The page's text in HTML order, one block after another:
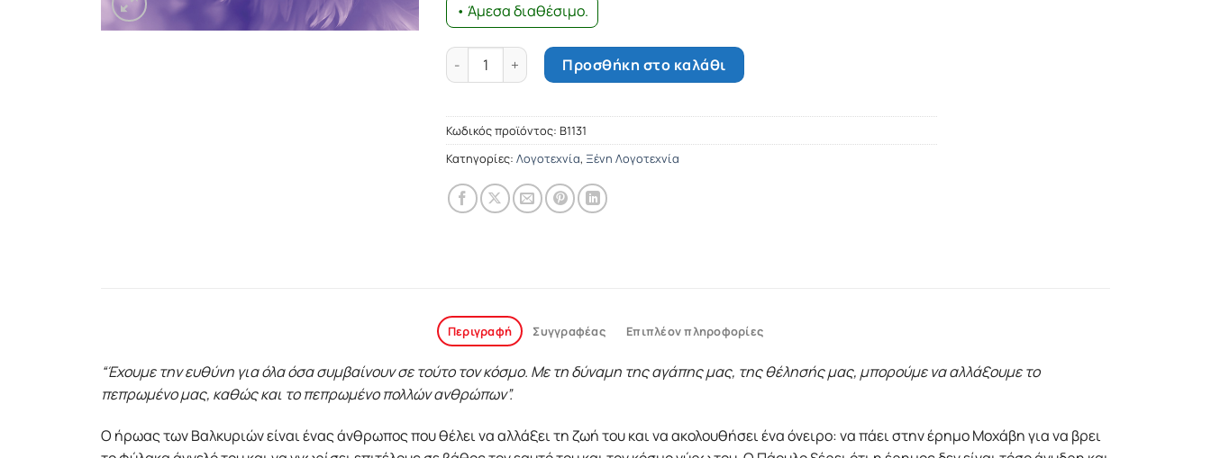
• Άμεσα διαθέσιμο.
Βαλκυρίες ποσότηταΠροσθήκη στο καλάθι
Κωδικός προϊόντος:Β1131
Κατηγορίες:Λογοτεχνία, Ξένη Λογοτεχνία
Περιγραφή Συγγραφέας Επιπλέον πληροφορίες
“Έχουμε την ευθύνη για όλα όσα συμβαίνουν σε τούτο τον κόσμο. Με τη δύναμη της αγάπης μας, της θέλησής μας, μπορούμε να αλλάξουμε το
πεπρωμένο μας, καθώς και το πεπρωμένο πολλών ανθρώπων”.
Ο ήρωας των Βαλκυριών είναι ένας άνθρωπος που θέλει να αλλάξει τη ζωή του και να ακολουθήσει ένα όνειρο: να πάει στην έρημο Μοχάβη για να βρει